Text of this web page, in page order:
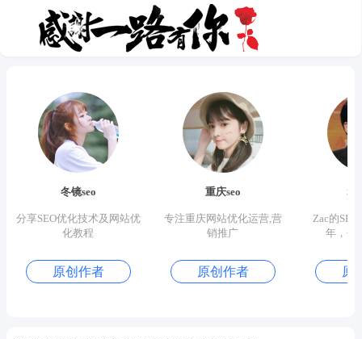
冬镜seo
分享SEO优化技术及网站优
化教程
原创作者
重庆seo
专注重庆网站优化运营,营
销推广
原创作者
Zac的
年，优
原